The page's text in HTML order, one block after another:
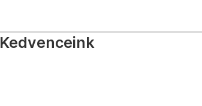
Kedvenceink